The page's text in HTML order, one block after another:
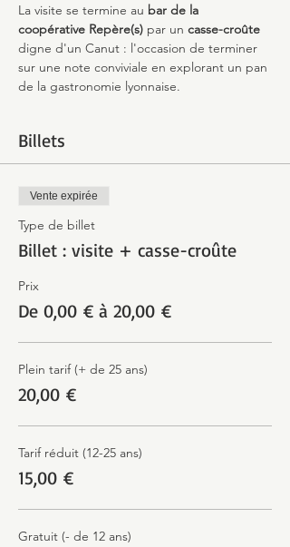
La visite se termine au bar de la
coopérative Repère(s) par un casse-croûte
digne d'un Canut : l'occasion de terminer
sur une note conviviale en explorant un pan
de la gastronomie lyonnaise.
Billets
Vente expirée
Type de billet
Billet : visite + casse-croûte
Prix
De 0,00 € à 20,00 €
Plein tarif (+ de 25 ans)
20,00 €
Tarif réduit (12-25 ans)
15,00 €
Gratuit (- de 12 ans)